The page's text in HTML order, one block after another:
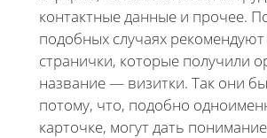
контактные данные и прочее.
подобных случаях
странички, которые получили
название — визитки. Так они
потому, что, подобно
карточке, могут дать